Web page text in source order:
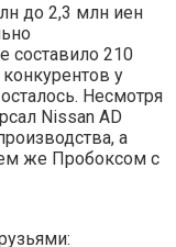
до 2,3 млн иен
210
у
Несмотря
Nissan AD
а
же Пробоксом с